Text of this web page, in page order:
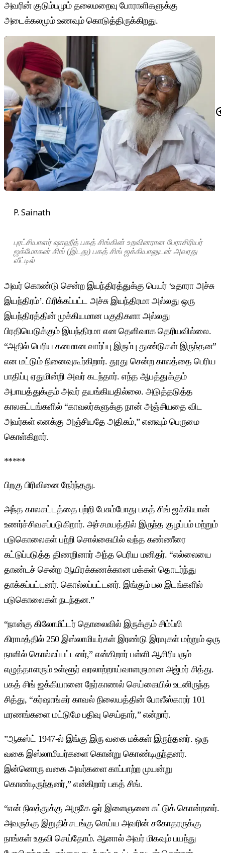
அவரின் குடும்பமும் தலைமறைவு போராளிகளுக்கு
அடைக்கலமும் உணவும் கொடுத்திருக்கிறது.
P. Sainath
புரட்சியாளர் ஷாஹீத் பகத் சிங்கின் உறவினரான பேராசிரியர்
ஜக்மோகன் சிங் (இடது) பகத் சிங் ஜக்கியானுடன் அவரது
வீட்டில்
அவர் கொண்டு சென்ற இயந்திரத்துக்கு பெயர் ‘உதாரா அச்சு
இயந்திரம்’. பிரிக்கப்பட்ட அச்சு இயந்திரமா அல்லது ஒரு
இயந்திரத்தின் முக்கியமான பகுதிகளா அல்லது
பிரதியெடுக்கும் இயந்திரமா என தெளிவாக தெரியவில்லை.
“அதில் பெரிய கனமான வார்ப்பு இரும்பு துண்டுகள் இருந்தன”
என மட்டும் நினைவுகூர்கிறார். தூது சென்ற காலத்தை பெரிய
பாதிப்பு ஏதுமின்றி அவர் கடந்தார். எந்த ஆபத்துக்கும்
அபாயத்துக்கும் அவர் தயங்கியதில்லை. அடுத்தடுத்த
காலகட்டங்களில் “காவலர்களுக்கு நான் அஞ்சியதை விட
அவர்கள் எனக்கு அஞ்சியதே அதிகம்,” எனவும் பெருமை
கொள்கிறார்.
*****
பிறகு பிரிவினை நேர்ந்தது.
அந்த காலகட்டத்தை பற்றி பேசும்போது பகத் சிங் ஜக்கியான்
உணர்ச்சிவசப்படுகிறார். அச்சமயத்தில் இருந்த குழப்பம் மற்றும்
படுகொலைகள் பற்றி சொல்கையில் வந்த கண்ணீரை
கட்டுப்படுத்த திணறினார் அந்த பெரிய மனிதர். “எல்லையை
தாண்டச் சென்ற ஆயிரக்கணக்கான மக்கள் தொடர்ந்து
தாக்கப்பட்டனர். கொல்லப்பட்டனர். இங்கும் பல இடங்களில்
படுகொலைகள் நடந்தன.”
“நான்கு கிலோமீட்டர் தொலைவில் இருக்கும் சிம்ப்லி
கிராமத்தில் 250 இஸ்லாமியர்கள் இரண்டு இரவுகள் மற்றும் ஒரு
நாளில் கொல்லப்பட்டனர்,” என்கிறார் பள்ளி ஆசிரியரும்
எழுத்தாளரும் உள்ளூர் வரலாற்றாய்வாளருமான அஜ்மர் சித்து.
பகத் சிங் ஜக்கியானை நேர்காணல் செய்கையில் உடனிருந்த
சித்து, “கர்ஷாங்கர் காவல் நிலையத்தின் போலீஸ்காரர் 101
மரணங்களை மட்டுமே பதிவு செய்தார்,” என்றார்.
”ஆகஸ்ட் 1947-ல் இங்கு இரு வகை மக்கள் இருந்தனர். ஒரு
வகை இஸ்லாமியர்களை கொன்று கொண்டிருந்தனர்.
இன்னொரு வகை அவர்களை காப்பாற்ற முயன்று
கொண்டிருந்தனர்,” என்கிறார் பகத் சிங்.
“என் நிலத்துக்கு அருகே ஓர் இளைஞனை சுட்டுக் கொன்றனர்.
அவருக்கு இறுதிச்சடங்கு செய்ய அவரின் சகோதரருக்கு
நாங்கள் உதவி செய்தோம். ஆனால் அவர் மிகவும் பயந்து